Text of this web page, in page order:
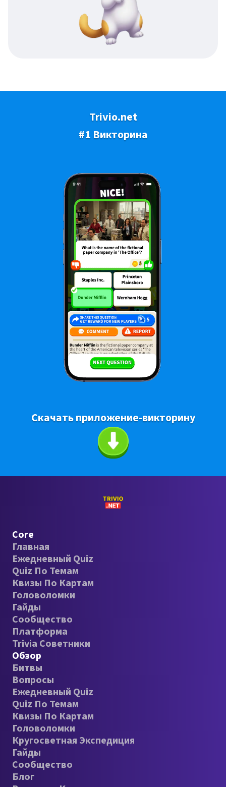
Trivio.net
#1 Викторина
Скачать приложение-викторину
Core
Главная
Ежедневный Quiz
Quiz По Темам
Квизы По Картам
Головоломки
Гайды
Сообщество
Платформа
Trivia Советники
Обзор
Битвы
Вопросы
Ежедневный Quiz
Quiz По Темам
Квизы По Картам
Головоломки
Кругосветная Экспедиция
Гайды
Сообщество
Блог